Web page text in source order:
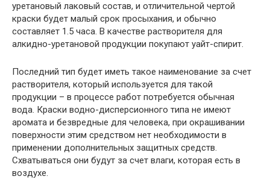
уретановый лаковый состав, и отличительной чертой
краски будет малый срок просыхания, и обычно
составляет 1.5 часа. В качестве растворителя для
алкидно-уретановой продукции покупают уайт-спирит.
Последний тип будет иметь такое наименование за счет
растворителя, который используется для такой
продукции – в процессе работ потребуется обычная
вода. Краски водно-дисперсионного типа не имеют
аромата и безвредные для человека, при окрашивании
поверхности этим средством нет необходимости в
применении дополнительных защитных средств.
Схватываться они будут за счет влаги, которая есть в
воздухе.